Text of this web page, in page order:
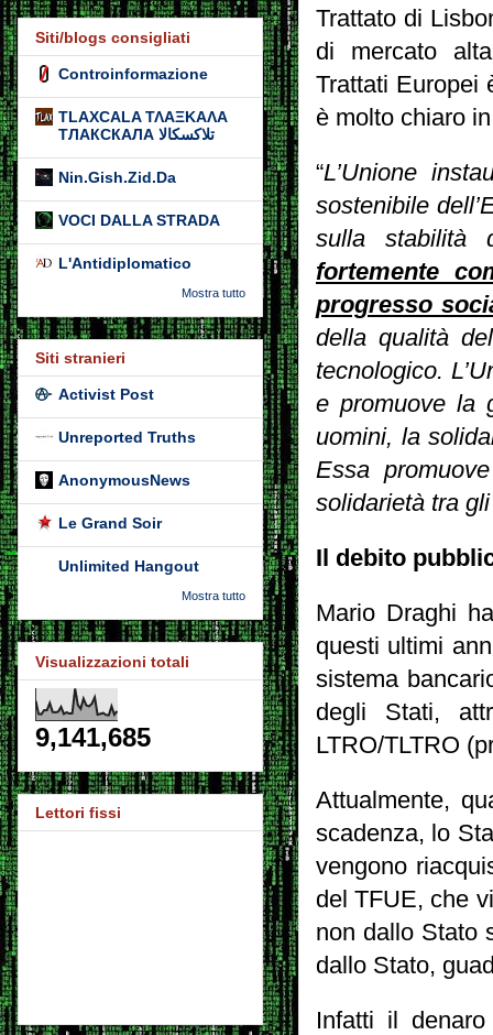
Trattato di
di mercato
Trattati Europei
è molto chiaro
“L’Unione
sostenibile
sulla stabilità
fortemente
progresso
della qualità
tecnologico.
e promuove la
uomini, la
Essa
solidarietà tra
Il debito
Mario Draghi
questi ultimi
sistema
degli Stati,
LTRO/TLTRO
Attualmente,
scadenza, lo
vengono
del TFUE, che
non dallo Stato
dallo Stato,
Infatti il
Siti/blogs consigliati
Controinformazione
TLAXCALA ΤΛΑΞΚΑΛΑ
ТЛАКСКАЛА تلاكسكالا
Nin.Gish.Zid.Da
VOCI DALLA STRADA
L'Antidiplomatico
Mostra tutto
Siti stranieri
Activist Post
Unreported Truths
AnonymousNews
Le Grand Soir
Unlimited Hangout
Mostra tutto
Visualizzazioni totali
9,141,685
Lettori fissi